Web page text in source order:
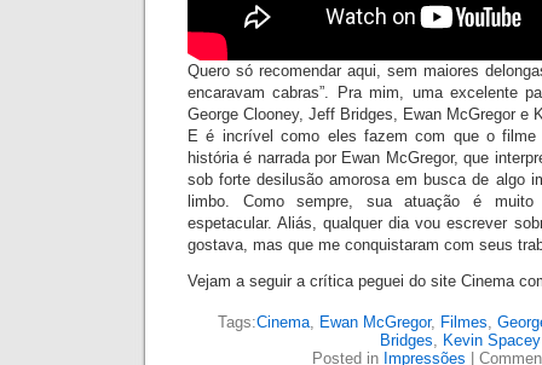
Quero só recomendar aqui, sem maiores
encaravam cabras”. Pra mim, uma excelente
George Clooney, Jeff Bridges, Ewan McGregor e
E é incrível como eles fazem com que o filme
história é narrada por Ewan McGregor, que
sob forte desilusão amorosa em busca de algo
limbo. Como sempre, sua atuação é
espetacular. Aliás, qualquer dia vou escrever
gostava, mas que me conquistaram com seus
Vejam a seguir a crítica peguei do site Cinema
Tags:Cinema, Ewan McGregor, Filmes,
Bridges, Kevin Spacey
Posted in Impressões